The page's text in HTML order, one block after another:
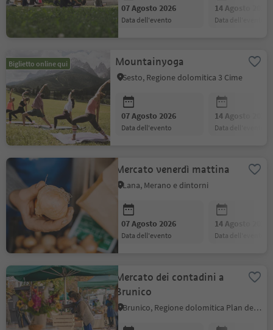
07 Agosto 2026
data dell'evento
14 Agosto 2026
data dell'evento
Biglietto online qui Mountainyoga
Sesto, Regione dolomitica 3 Cime
07 Agosto 2026
data dell'evento
14 Agosto 2026
data dell'evento
Mercato venerdì mattina
Lana, Merano e dintorni
07 Agosto 2026
data dell'evento
14 Agosto 2026
data dell'evento
Mercato dei contadini a
Brunico
Brunico, Regione dolomitica Plan de Corones